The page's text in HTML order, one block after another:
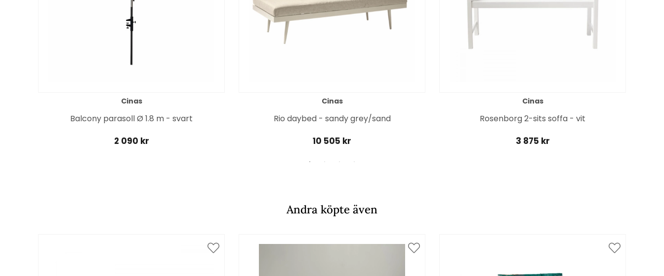
Cinas
Balcony parasoll Ø 1.8 m - svart
2 090 kr
Cinas
Rio daybed - sandy grey/sand
10 505 kr
Cinas
Rosenborg 2-sits soffa - vit
3 875 kr
Andra köpte även